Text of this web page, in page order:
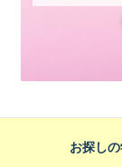
お探し